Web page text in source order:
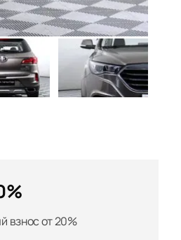
взнос от 20%